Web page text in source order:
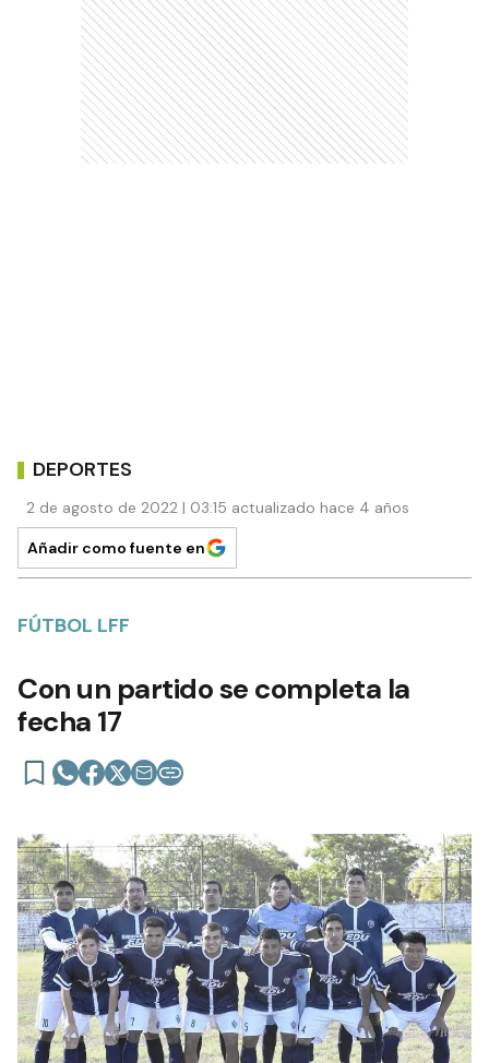
DEPORTES
2 de agosto de 2022 | 03:15 actualizado hace 4 años
Añadir como fuente en
FÚTBOL LFF
Con un partido se completa la
fecha 17